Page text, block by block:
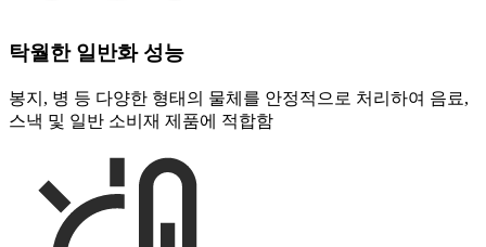
탁월한 일반화 성능
봉지, 병 등 다양한 형태의 물체를 안정적으로 처리하여 음료,
스낵 및 일반 소비재 제품에 적합함